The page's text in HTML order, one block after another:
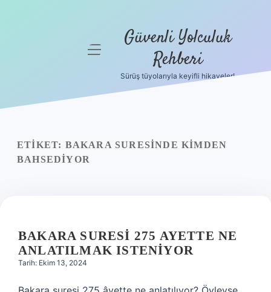
Yasal Uyarı
menüyü Güvenli Yolculuk
Rehberi
Sürüş tüyolarıyla keyifli hikayeler!
ETIKET: BAKARA SURESINDE KIMDEN
BAHSEDIYOR
BAKARA SURESI 275 AYETTE NE
ANLATILMAK ISTENIYOR
Tarih: Ekim 13, 2024